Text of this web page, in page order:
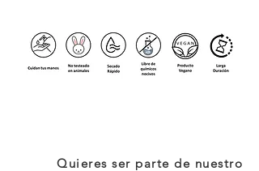
Quieres ser parte de nuestro